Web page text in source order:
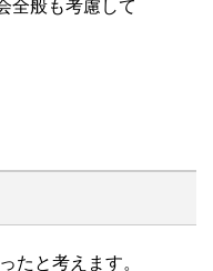
全般も考慮して
たと考えます。